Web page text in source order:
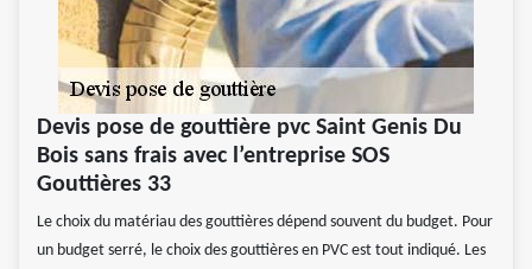
Devis pose de gouttière pvc Saint Genis Du
Bois sans frais avec l’entreprise SOS
Gouttières 33
Le choix du matériau des gouttières dépend souvent du budget. Pour
un budget serré, le choix des gouttières en PVC est tout indiqué. Les